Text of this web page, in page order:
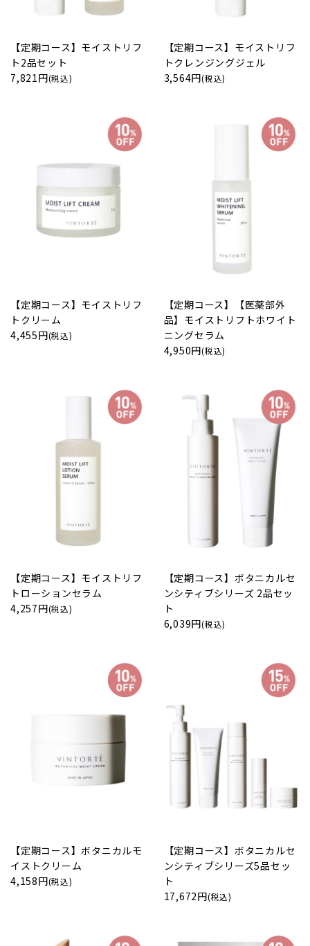
【定期コース】モイストリフ
ト2品セット
7,821円(税込)
【定期コース】モイストリフ
トクレンジングジェル
3,564円(税込)
【定期コース】モイストリフ
トクリーム
4,455円(税込)
【定期コース】【医薬部外
品】モイストリフトホワイト
ニングセラム
4,950円(税込)
【定期コース】モイストリフ
トローションセラム
4,257円(税込)
【定期コース】ボタニカルセ
ンシティブシリーズ 2品セッ
ト
6,039円(税込)
【定期コース】ボタニカルモ
イストクリーム
4,158円(税込)
【定期コース】ボタニカルセ
ンシティブシリーズ5品セッ
ト
17,672円(税込)